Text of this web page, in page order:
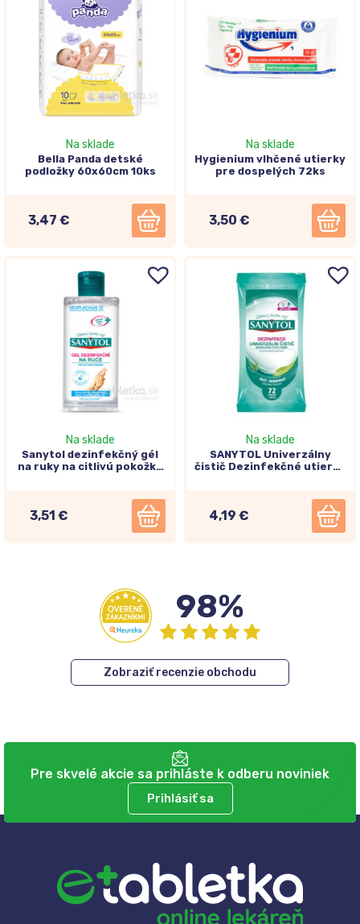
Na sklade
Bella Panda detské
podložky 60x60cm 10ks
3,47 €
Na sklade
Hygienium vlhčené utierky
pre dospelých 72ks
3,50 €
Na sklade
Sanytol dezinfekčný gél
na ruky na citlivú pokožku
3,51 €
Na sklade
SANYTOL Univerzálny
čistič Dezinfekčné utierky
4,19 €
98%
Zobraziť recenzie obchodu
Pre skvelé akcie sa prihláste k odberu noviniek
Prihlásiť sa